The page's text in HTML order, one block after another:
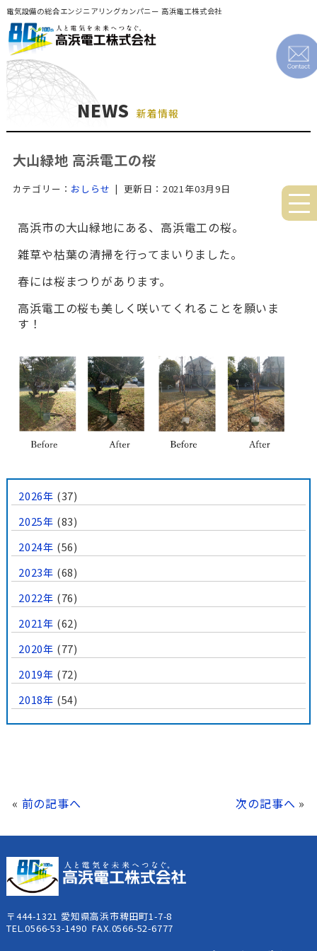
電気設備の総合エンジニアリングカンパニー 高浜電工株式会社
NEWS 新着情報
大山緑地 高浜電工の桜
カテゴリー： おしらせ | 更新日：2021年03月9日
高浜市の大山緑地にある、高浜電工の桜。
雑草や枯葉の清掃を行ってまいりました。
春には桜まつりがあります。
高浜電工の桜も美しく咲いてくれることを願いま
す！
2026年 (37)
2025年 (83)
2024年 (56)
2023年 (68)
2022年 (76)
2021年 (62)
2020年 (77)
2019年 (72)
2018年 (54)
« 前の記事へ 次の記事へ »
〒444-1321 愛知県高浜市稗田町1-7-8
TEL.0566-53-1490 FAX.0566-52-6777